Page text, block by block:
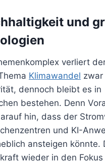
und
verliert
Klimawandel zwar
dennoch bleibt es in
bestehen. Denn
hin, dass der
und KI-
ansteigen könnte.
wieder in den Fokus